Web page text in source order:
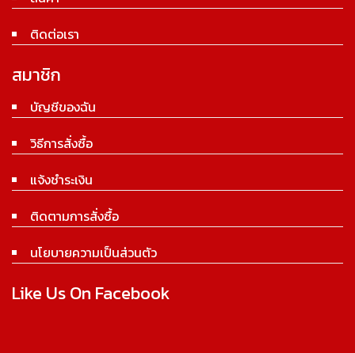
ติดต่อเรา
สมาชิก
บัญชีของฉัน
วิธีการสั่งซื้อ
แจ้งชำระเงิน
ติดตามการสั่งซื้อ
นโยบายความเป็นส่วนตัว
Like Us On Facebook